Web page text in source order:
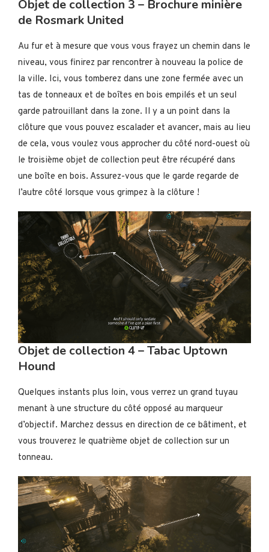
Objet de collection 3 – Brochure minière
de Rosmark United
Au fur et à mesure que vous vous frayez un chemin dans le
niveau, vous finirez par rencontrer à nouveau la police de
la ville. Ici, vous tomberez dans une zone fermée avec un
tas de tonneaux et de boîtes en bois empilés et un seul
garde patrouillant dans la zone. Il y a un point dans la
clôture que vous pouvez escalader et avancer, mais au lieu
de cela, vous voulez vous approcher du côté nord-ouest où
le troisième objet de collection peut être récupéré dans
une boîte en bois. Assurez-vous que le garde regarde de
l’autre côté lorsque vous grimpez à la clôture !
Objet de collection 4 – Tabac Uptown
Hound
Quelques instants plus loin, vous verrez un grand tuyau
menant à une structure du côté opposé au marqueur
d’objectif. Marchez dessus en direction de ce bâtiment, et
vous trouverez le quatrième objet de collection sur un
tonneau.